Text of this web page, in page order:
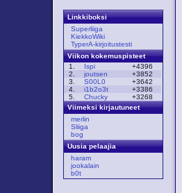
Linkkiboksi
Superliiga
KiekkoWiki
TyperA-kirjoitustesti
Viikon kokemuspisteet
1.
Ispi
+4396
2.
joutsen
+3852
3.
S00L0
+3642
4.
i1b2o3t
+3386
5.
Chucky
+3268
Viimeksi kirjautuneet
merlin
Sliiga
bog
Uusia pelaajia
haram
jookalain
b0t